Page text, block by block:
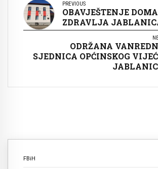
PREVIOUS
OBAVJEŠTENJE DOMA
ZDRAVLJA
ODRŽANA
SJEDNICA OPĆINSKOG
FBiH